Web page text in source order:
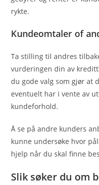
rykte.
Kundeomtaler of
Ta stilling til andres
vurderingen din av
du gode valg som gjør at
eventuelt har i vente av
kundeforhold.
Å se på andre kunders
kunne undersøke hvor
hjelp når du skal finne
Slik søker du om